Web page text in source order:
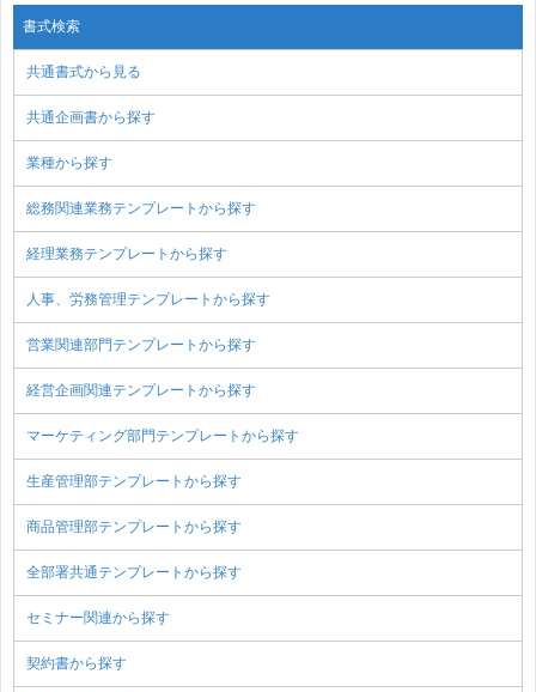
書式検索
共通書式から見る
共通企画書から探す
業種から探す
総務関連業務テンプレートから探す
経理業務テンプレートから探す
人事、労務管理テンプレートから探す
営業関連部門テンプレートから探す
経営企画関連テンプレートから探す
マーケティング部門テンプレートから探す
生産管理部テンプレートから探す
商品管理部テンプレートから探す
全部署共通テンプレートから探す
セミナー関連から探す
契約書から探す